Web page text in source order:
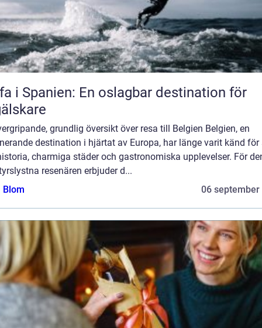
i Spanien: En oslagbar destination för
grundlig översikt över resa till Belgien Belgien, en
destination i hjärtat av Europa, har länge varit känd för
charmiga städer och gastronomiska upplevelser. För
resenären erbjuder d...
Blom
06 september